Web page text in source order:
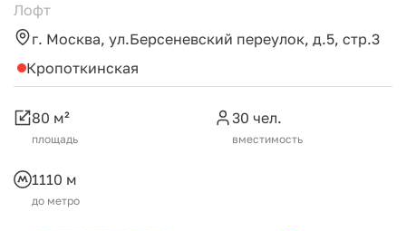
Лофт
г. Москва, ул.Берсеневский переулок, д.5, стр.3
Кропоткинская
80 м²
площадь
30 чел.
вместимость
1110 м
до метро